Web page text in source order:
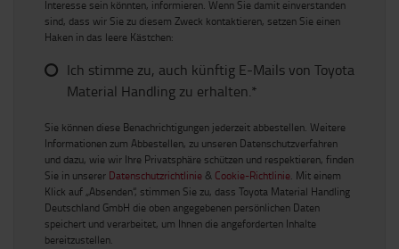
Interesse sein könnten, informieren. Wenn Sie damit einverstanden
sind, dass wir Sie zu diesem Zweck kontaktieren, setzen Sie einen
Haken in das leere Kästchen:
Ich stimme zu, auch künftig E-Mails von Toyota
Material Handling zu erhalten.*
Sie können diese Benachrichtigungen jederzeit abbestellen. Weitere
Informationen zum Abbestellen, zu unseren Datenschutzverfahren
und dazu, wie wir Ihre Privatsphäre schützen und respektieren, finden
Sie in unserer Datenschutzrichtlinie & Cookie-Richtlinie. Mit einem
Klick auf „Absenden“, stimmen Sie zu, dass Toyota Material Handling
Deutschland GmbH die oben angegebenen persönlichen Daten
speichert und verarbeitet, um Ihnen die angeforderten Inhalte
bereitzustellen.